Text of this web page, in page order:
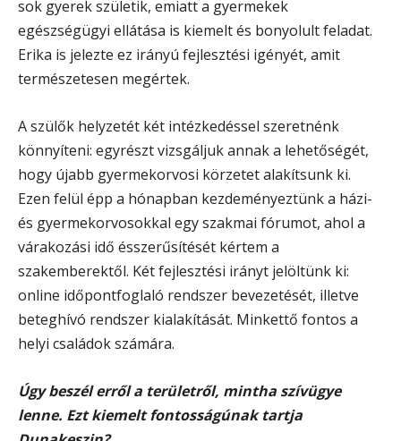
sok gyerek születik, emiatt a gyermekek
egészségügyi ellátása is kiemelt és bonyolult feladat.
Erika is jelezte ez irányú fejlesztési igényét, amit
természetesen megértek.
A szülők helyzetét két intézkedéssel szeretnénk
könnyíteni: egyrészt vizsgáljuk annak a lehetőségét,
hogy újabb gyermekorvosi körzetet alakítsunk ki.
Ezen felül épp a hónapban kezdeményeztünk a házi-
és gyermekorvosokkal egy szakmai fórumot, ahol a
várakozási idő ésszerűsítését kértem a
szakemberektől. Két fejlesztési irányt jelöltünk ki:
online időpontfoglaló rendszer bevezetését, illetve
beteghívó rendszer kialakítását. Minkettő fontos a
helyi családok számára.
Úgy beszél erről a területről, mintha szívügye
lenne. Ezt kiemelt fontosságúnak tartja